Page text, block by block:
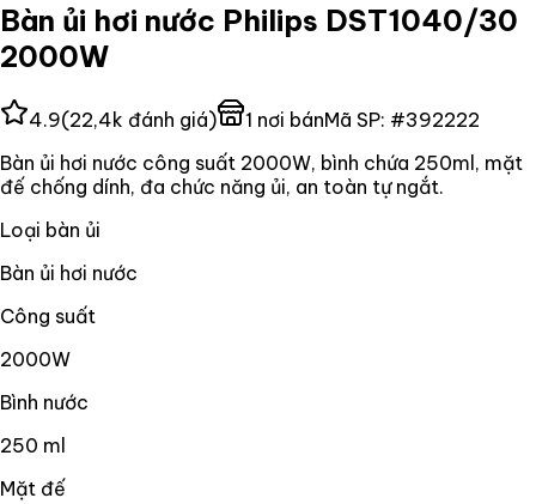
Bàn ủi hơi nước Philips DST1040/30
2000W
4.9(22,4k đánh giá) 1 nơi bánMã SP: #392222
Bàn ủi hơi nước công suất 2000W, bình chứa 250ml, mặt
đế chống dính, đa chức năng ủi, an toàn tự ngắt.
Loại bàn ủi
Bàn ủi hơi nước
Công suất
2000W
Bình nước
250 ml
Mặt đế